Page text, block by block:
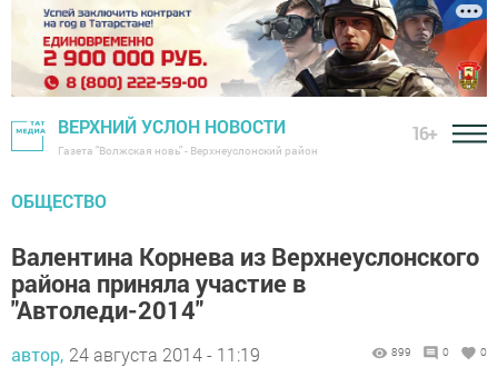
ВЕРХНИЙ УСЛОН НОВОСТИ
Газета "Волжская новь" - Верхнеуслонский район
16+
ОБЩЕСТВО
Валентина Корнева из Верхнеуслонского
района приняла участие в
"Автоледи-2014"
автор, 24 августа 2014 - 11:19 899 0 0